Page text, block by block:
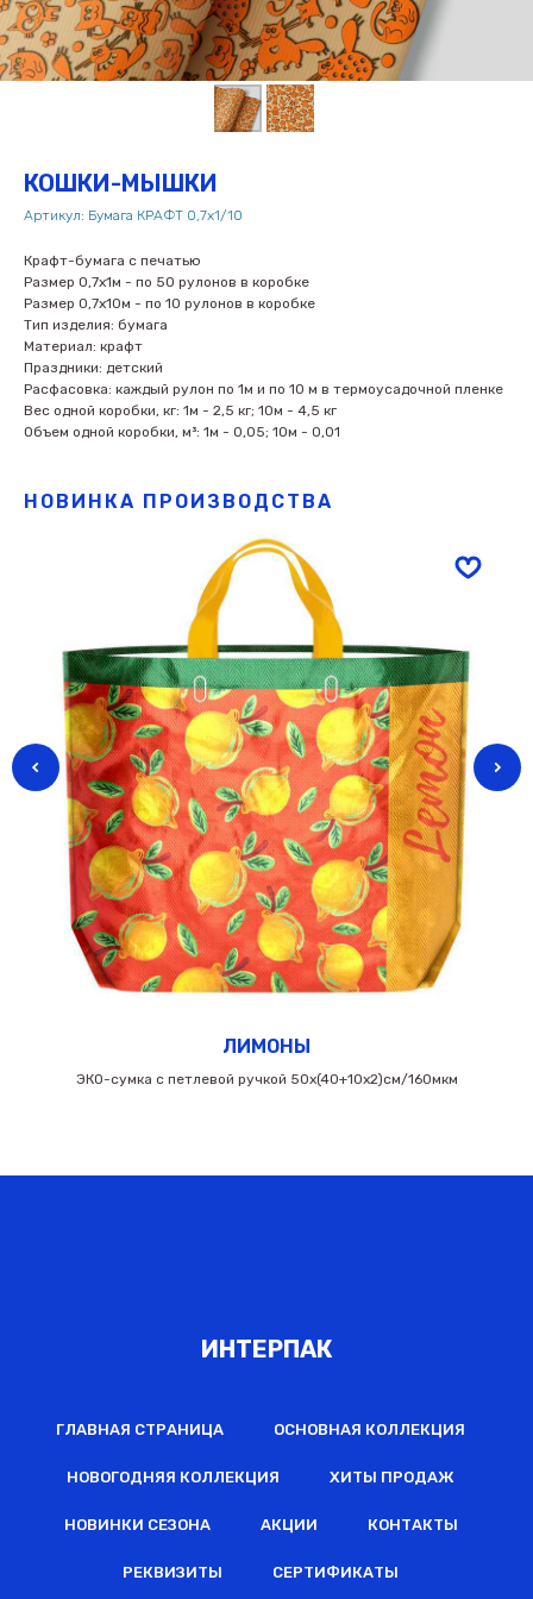
КОШКИ-МЫШКИ
Артикул: Бумага КРАФТ 0,7х1/10
Крафт-бумага с печатью
Размер 0,7х1м - по 50 рулонов в коробке
Размер 0,7х10м - по 10 рулонов в коробке
Тип изделия: бумага
Материал: крафт
Праздники: детский
Расфасовка: каждый рулон по 1м и по 10 м в термоусадочной пленке
Вес одной коробки, кг: 1м - 2,5 кг; 10м - 4,5 кг
Объем одной коробки, м³: 1м - 0,05; 10м - 0,01
НОВИНКА ПРОИЗВОДСТВА
ЛИМОНЫ
ЭКО-сумка с петлевой ручкой 50х(40+10х2)см/160мкм
ИНТЕРПАК
ГЛАВНАЯ СТРАНИЦА ОСНОВНАЯ КОЛЛЕКЦИЯ
НОВОГОДНЯЯ КОЛЛЕКЦИЯ ХИТЫ ПРОДАЖ
НОВИНКИ СЕЗОНА АКЦИИ КОНТАКТЫ
РЕКВИЗИТЫ СЕРТИФИКАТЫ